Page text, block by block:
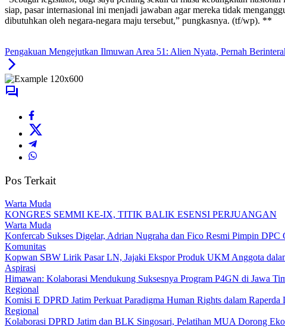
siap, pasar internasional ini menjadi jawaban agar mereka tidak
dibutuhkan oleh negara-negara maju tersebut,” pungkasnya. (tf/wp). **
Pengakuan Mengejutkan Ilmuwan Area 51: Alien Nyata, Pernah
Pos Terkait
Warta Muda
KONGRES SEMMI KE-IX, TITIK BALIK ESENSI PERJUANGAN
Warta Muda
Konfercab Sukses Digelar, Adrian Nugraha dan Fico Resmi Pimpin
Komunitas
Kopwan SBW Lirik Pasar LN, Jajaki Ekspor Produk UKM Anggota
Aspirasi
Himawan: Kolaborasi Mendukung Suksesnya Program P4GN di Jawa
Regional
Komisi E DPRD Jatim Perkuat Paradigma Human Rights dalam Raperda
Regional
Kolaborasi DPRD Jatim dan BLK Singosari, Pelatihan MUA Dorong